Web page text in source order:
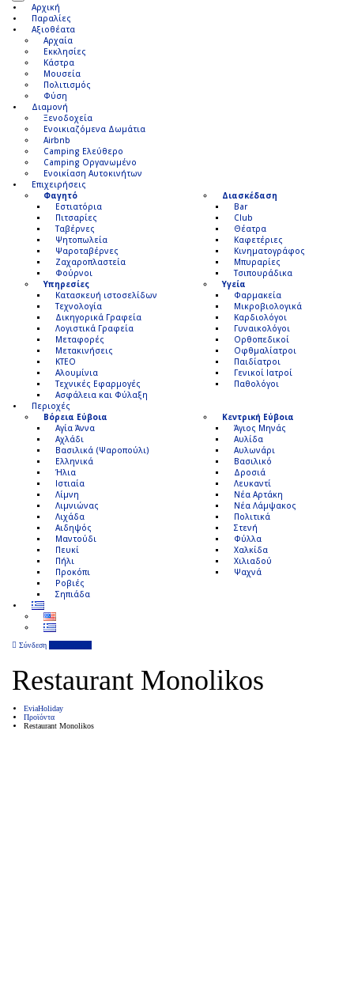
Αρχική
Παραλίες
Αξιοθέατα
Αρχαία
Εκκλησίες
Κάστρα
Μουσεία
Πολιτισμός
Φύση
Διαμονή
Ξενοδοχεία
Ενοικιαζόμενα Δωμάτια
Airbnb
Camping Ελεύθερο
Camping Οργανωμένο
Ενοικίαση Αυτοκινήτων
Επιχειρήσεις
Φαγητό
Εστιατόρια
Πιτσαρίες
Ταβέρνες
Ψητοπωλεία
Ψαροταβέρνες
Ζαχαροπλαστεία
Φούρνοι
Διασκέδαση
Bar
Club
Θέατρα
Καφετέριες
Κινηματογράφος
Μπυραρίες
Τσιπουράδικα
Υπηρεσίες
Κατασκευή ιστοσελίδων
Τεχνολογία
Δικηγορικά Γραφεία
Λογιστικά Γραφεία
Μεταφορές
Μετακινήσεις
ΚΤΕΟ
Αλουμίνια
Τεχνικές Εφαρμογές
Ασφάλεια και Φύλαξη
Υγεία
Φαρμακεία
Μικροβιολογικά
Καρδιολόγοι
Γυναικολόγοι
Ορθοπεδικοί
Οφθμαλίατροι
Παιδίατροι
Γενικοί Ιατροί
Παθολόγοι
Περιοχές
Βόρεια Εύβοια
Αγία Άννα
Αχλάδι
Βασιλικά (Ψαροπούλι)
Ελληνικά
Ήλια
Ιστιαία
Λίμνη
Λιμνιώνας
Λιχάδα
Αιδηψός
Μαντούδι
Πευκί
Πήλι
Προκόπι
Ροβιές
Σηπιάδα
Κεντρική Εύβοια
Άγιος Μηνάς
Αυλίδα
Αυλωνάρι
Βασιλικό
Δροσιά
Λευκαντί
Νέα Αρτάκη
Νέα Λάμψακος
Πολιτικά
Στενή
Φύλλα
Χαλκίδα
Χιλιαδού
Ψαχνά
Σύνδεση
Restaurant Monolikos
EviaHoliday
Προϊόντα
Restaurant Monolikos